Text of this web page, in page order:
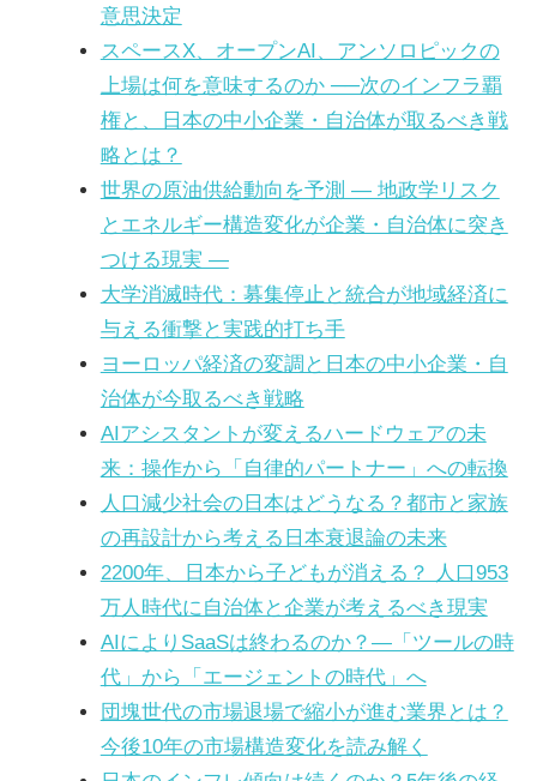
意思決定
スペースX、オープンAI、アンソロピックの
上場は何を意味するのか ──次のインフラ覇
権と、日本の中小企業・自治体が取るべき戦
略とは？
世界の原油供給動向を予測 ― 地政学リスク
とエネルギー構造変化が企業・自治体に突き
つける現実 ―
大学消滅時代：募集停止と統合が地域経済に
与える衝撃と実践的打ち手
ヨーロッパ経済の変調と日本の中小企業・自
治体が今取るべき戦略
AIアシスタントが変えるハードウェアの未
来：操作から「自律的パートナー」への転換
人口減少社会の日本はどうなる？都市と家族
の再設計から考える日本衰退論の未来
2200年、日本から子どもが消える？ 人口953
万人時代に自治体と企業が考えるべき現実
AIによりSaaSは終わるのか？―「ツールの時
代」から「エージェントの時代」へ
団塊世代の市場退場で縮小が進む業界とは？
今後10年の市場構造変化を読み解く